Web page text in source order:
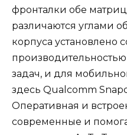
фронталки обе
различаются углами
корпуса установлено
задач, и для
здесь Qualcomm
Оперативная и
современные и